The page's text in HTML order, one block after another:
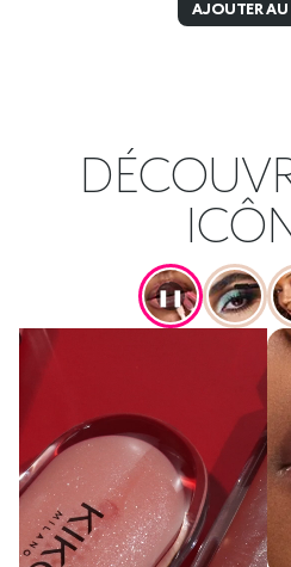
AJOUTER AU
❚❚